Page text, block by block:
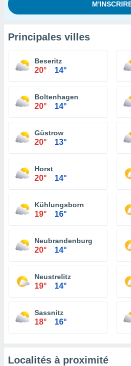
Principales villes
Beseritz
20° 14°
Boltenhagen
20° 14°
Güstrow
20° 13°
Horst
20° 14°
Kühlungsborn
19° 16°
Neubrandenburg
20° 14°
Neustrelitz
19° 14°
Sassnitz
18° 16°
Localités à proximité